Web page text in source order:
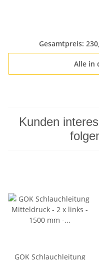
Gesamtpreis:
Alle in
Kunden
GOK Schlauchleitung